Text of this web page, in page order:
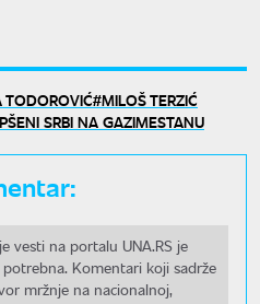
TODOROVIĆ MILOŠ TERZIĆ
SRBI NA GAZIMESTANU
vesti na portalu UNA.RS je
Komentari koji sadrže
mržnje na nacionalnoj,